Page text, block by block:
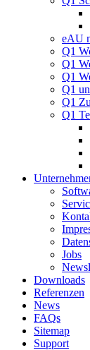
eAU
Q1
Q1
Q1
Q1
Q1
Q1
Jobs
Downloads
Referenzen
News
FAQs
Sitemap
Support